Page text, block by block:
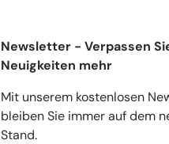
Newsletter - Verpassen
Neuigkeiten mehr
Mit unserem kostenlosen
bleiben Sie immer auf dem
Stand.